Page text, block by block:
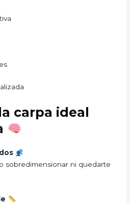
carpa ideal
sobredimensionar ni quedarte